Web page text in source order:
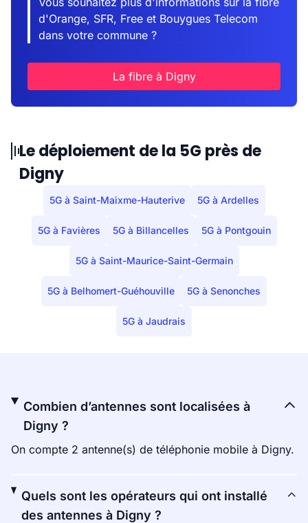
d'Orange, SFR, Free et Bouygues Telecom
dans votre commune ?
La fibre à Digny
Le déploiement de la 5G près de
Digny
5G à Saint-Maixme-Hauterive 5G à Ardelles
5G à Favières 5G à Billancelles 5G à Pontgouin
5G à Saint-Maurice-Saint-Germain
5G à Belhomert-Guéhouville 5G à Senonches
5G à Jaudrais
Combien d’antennes sont localisées à
Digny ?
On compte 2 antenne(s) de téléphonie mobile à Digny.
Quels sont les opérateurs qui ont installé
des antennes à Digny ?